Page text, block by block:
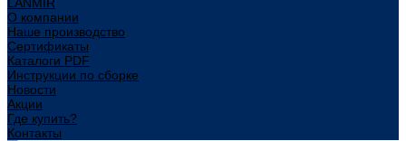
О компании
Наше производство
Сертификаты
Каталоги PDF
Инструкции по сборке
Новости
Акции
Где купить?
Контакты